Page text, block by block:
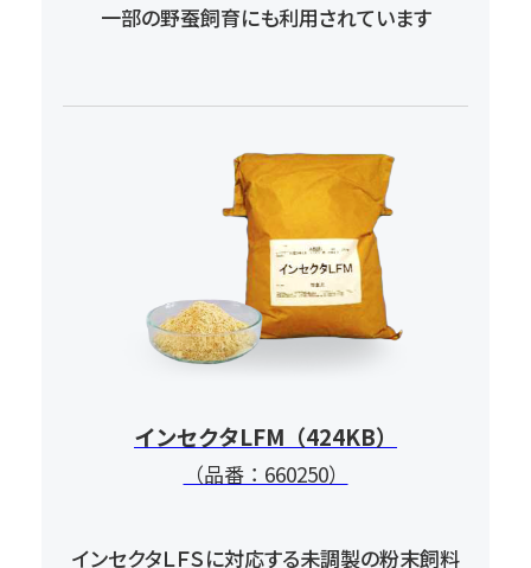
一部の野蚕飼育にも利用されています
インセクタLFM（424KB）
（品番：660250）
インセクタＬＦＳに対応する未調製の粉末飼料